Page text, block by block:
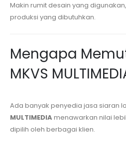
Makin rumit desain yang
produksi yang dibutuhkan.
Mengapa
MKVS
Ada banyak penyedia jasa siaran
MULTIMEDIAmenawarkan nilai
dipilih oleh berbagai klien.